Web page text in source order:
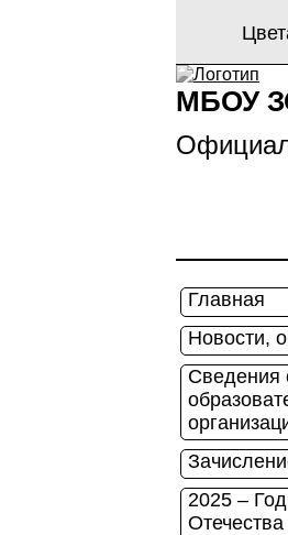
МБОУ
Главная
Новости,
Сведения
2025 –
Отечества